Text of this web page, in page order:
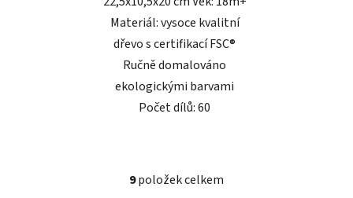
Materiál: vysoce kvalitní
dřevo s certifikací FSC®
Ručně domalováno
ekologickými barvami
Počet dílů: 60
O
9položek celkem